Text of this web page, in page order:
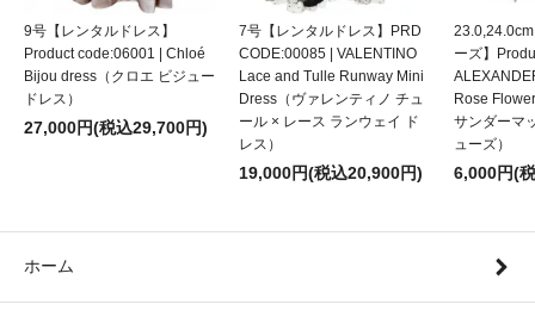
9号【レンタルドレス】
Product code:06001 | Chloé
Bijou dress（クロエ ビジュー
ドレス）
27,000円(税込29,700円)
7号【レンタルドレス】PRD
CODE:00085 | VALENTINO
Lace and Tulle Runway Mini
Dress（ヴァレンティノ チュ
ール × レース ランウェイ ド
レス）
19,000円(税込20,900円)
ーズ】
Rose
サンダーマ
ューズ）
6,000円(
ホーム